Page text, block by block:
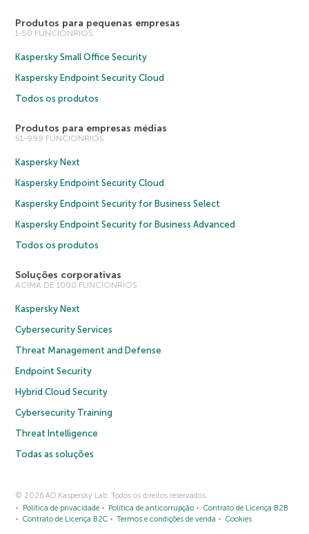
Produtos para pequenas empresas
1-50 FUNCIONRIOS
Kaspersky Small Office Security
Kaspersky Endpoint Security Cloud
Todos os produtos
Produtos para empresas médias
51-999 FUNCIONRIOS
Kaspersky Next
Kaspersky Endpoint Security Cloud
Kaspersky Endpoint Security for Business Select
Kaspersky Endpoint Security for Business Advanced
Todos os produtos
Soluções corporativas
ACIMA DE 1000 FUNCIONRIOS
Kaspersky Next
Cybersecurity Services
Threat Management and Defense
Endpoint Security
Hybrid Cloud Security
Cybersecurity Training
Threat Intelligence
Todas as soluções
© 2026 AO Kaspersky Lab. Todos os direitos reservados.
Política de privacidade
Política de anticorrupção
Contrato de Licença B2B
Contrato de Licença B2C
Termos e condições de venda Cookies